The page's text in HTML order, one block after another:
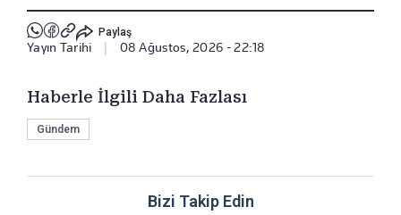
Paylaş
Yayın Tarihi 08 Ağustos, 2026 - 22:18
Haberle İlgili Daha Fazlası
Gündem
Bizi Takip Edin